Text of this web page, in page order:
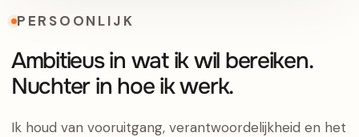
PERSOONLIJK
Ambitieus in wat ik wil bereiken.
Nuchter in hoe ik werk.
Ik houd van vooruitgang, verantwoordelijkheid en het